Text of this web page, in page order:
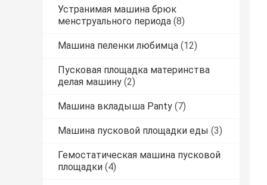
Устранимая машина брюк
менструального периода (8)
Машина пеленки любимца (12)
Пусковая площадка материнства
делая машину (2)
Машина вкладыша Panty (7)
Машина пусковой площадки еды (3)
Гемостатическая машина пусковой
площадки (4)